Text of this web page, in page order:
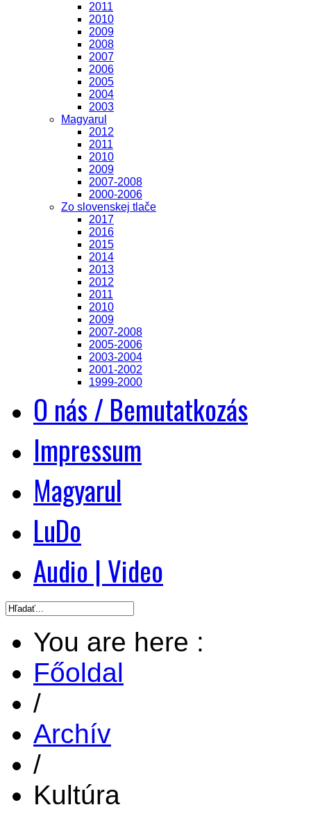
2011
2010
2009
2008
2007
2006
2005
2004
2003
Magyarul
2012
2011
2010
2009
2007-2008
2000-2006
Zo slovenskej tlače
2017
2016
2015
2014
2013
2012
2011
2010
2009
2007-2008
2005-2006
2003-2004
2001-2002
1999-2000
O nás / Bemutatkozás
Impressum
Magyarul
LuDo
Audio | Video
You are here :
Főoldal
/
Archív
/
Kultúra